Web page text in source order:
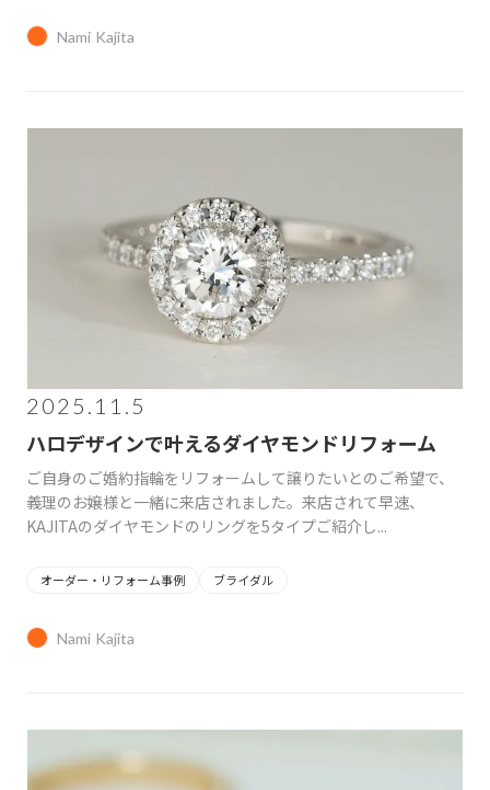
Nami Kajita
2025.11.5
ハロデザインで叶えるダイヤモンドリフォーム
ご自身のご婚約指輪をリフォームして譲りたいとのご希望で、
義理のお嬢様と一緒に来店されました。来店されて早速、
KAJITAのダイヤモンドのリングを5タイプご紹介し...
オーダー・リフォーム事例 ブライダル
Nami Kajita